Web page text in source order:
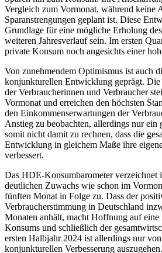
Vergleich zum Vormonat, während keine
Sparanstrengungen geplant ist. Diese
Grundlage für eine mögliche Erholung
weiteren Jahresverlauf sein. Im ersten
private Konsum noch angesichts einer
Von zunehmendem Optimismus ist auch
konjunkturellen Entwicklung geprägt.
der Verbraucherinnen und Verbraucher
Vormonat und erreichen den höchsten
den Einkommenserwartungen der
Anstieg zu beobachten, allerdings nur ein
somit nicht damit zu rechnen, dass die
Entwicklung in gleichem Maße ihre
verbessert.
Das HDE-Konsumbarometer verzeichnet
deutlichen Zuwachs wie schon im
fünften Monat in Folge zu. Dass der
Verbraucherstimmung in Deutschland
Monaten anhält, macht Hoffnung auf eine
Konsums und schließlich der
ersten Halbjahr 2024 ist allerdings nur
konjunkturellen Verbesserung auszugehen.